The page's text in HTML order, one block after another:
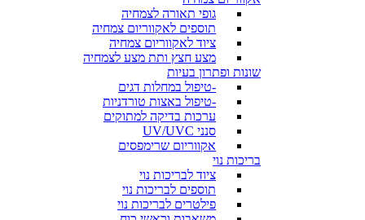
גופי תאורה לצמחיה
תוספים לאקווריום צמחיה
ציוד לאקווריום צמחיה
מצע חצץ ותת מצע לצמחיה
שונות ופתרון בעיות
-טיפול במחלות דגים
-טיפול באצות טורדניות
ערכות בדיקה למתוקים
סנני UV/UVC
אקווריום שרימפסים
בריכות נוי
ציוד לבריכות נוי
תוספים לבריכות נוי
פילטרים לבריכות נוי